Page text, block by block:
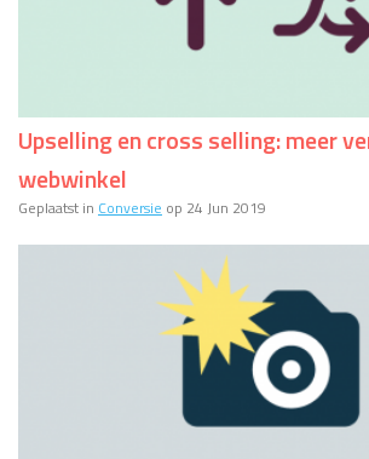
Upselling en cross selling: meer
webwinkel
Geplaatst in Conversie op 24 Jun 2019